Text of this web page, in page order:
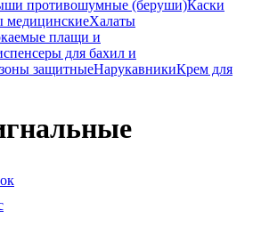
противошумные (беруши)Каски
медицинскиеХалаты
плащи и
для бахил и
защитныеНарукавникиКрем для